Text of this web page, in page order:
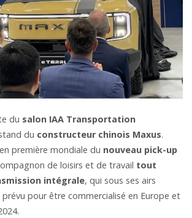
du salon IAA Transportation
du constructeur chinois Maxus.
première mondiale du nouveau pick-up
de loisirs et de travail tout
intégrale, qui sous ses airs
pour être commercialisé en Europe et